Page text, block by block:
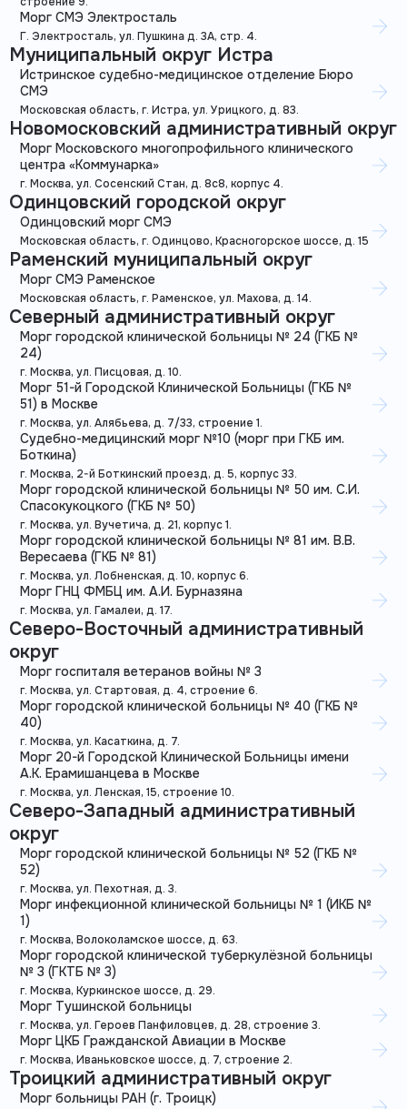
Морг СМЭ Электросталь
Г. Электросталь, ул. Пушкина д. 3А, стр. 4.
Муниципальный округ Истра
Истринское судебно-медицинское отделение Бюро
СМЭ
Московская область, г. Истра, ул. Урицкого, д. 83.
Новомосковский административный округ
Морг Московского многопрофильного клинического
центра «Коммунарка»
г. Москва, ул. Сосенский Стан, д. 8с8, корпус 4.
Одинцовский городской округ
Одинцовский морг СМЭ
Московская область, г. Одинцово, Красногорское шоссе, д. 15
Раменский муниципальный округ
Морг СМЭ Раменское
Московская область, г. Раменское, ул. Махова, д. 14.
Северный административный округ
Морг городской клинической больницы № 24 (ГКБ №
24)
г. Москва, ул. Писцовая, д. 10.
Морг 51-й Городской Клинической Больницы (ГКБ №
51) в Москве
г. Москва, ул. Алябьева, д. 7/33, строение 1.
Судебно-медицинский морг №10 (морг при ГКБ им.
Боткина)
г. Москва, 2-й Боткинский проезд, д. 5, корпус 33.
Морг городской клинической больницы № 50 им. С.И.
Спасокукоцкого (ГКБ № 50)
г. Москва, ул. Вучетича, д. 21, корпус 1.
Морг городской клинической больницы № 81 им. В.В.
Вересаева (ГКБ № 81)
г. Москва, ул. Лобненская, д. 10, корпус 6.
Морг ГНЦ ФМБЦ им. А.И. Бурназяна
г. Москва, ул. Гамалеи, д. 17.
Северо-Восточный административный
округ
Морг госпиталя ветеранов войны № 3
г. Москва, ул. Стартовая, д. 4, строение 6.
Морг городской клинической больницы № 40 (ГКБ №
40)
г. Москва, ул. Касаткина, д. 7.
Морг 20-й Городской Клинической Больницы имени
А.К. Ерамишанцева в Москве
г. Москва, ул. Ленская, 15, строение 10.
Северо-Западный административный
округ
Морг городской клинической больницы № 52 (ГКБ №
52)
г. Москва, ул. Пехотная, д. 3.
Морг инфекционной клинической больницы № 1 (ИКБ №
1)
г. Москва, Волоколамское шоссе, д. 63.
Морг городской клинической туберкулёзной больницы
№ 3 (ГКТБ № 3)
г. Москва, Куркинское шоссе, д. 29.
Морг Тушинской больницы
г. Москва, ул. Героев Панфиловцев, д. 28, строение 3.
Морг ЦКБ Гражданской Авиации в Москве
г. Москва, Иваньковское шоссе, д. 7, строение 2.
Троицкий административный округ
Морг больницы РАН (г. Троицк)